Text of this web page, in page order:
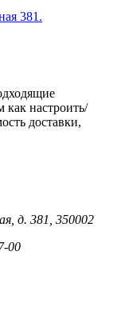
381.
как настроить/
доставки,
д. 381 350002
00